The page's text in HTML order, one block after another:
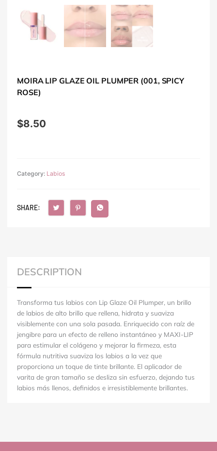
MOIRA LIP GLAZE OIL PLUMPER (001, SPICY
ROSE)
$8.50
Category: Labios
SHARE:
DESCRIPTION
Transforma tus labios con Lip Glaze Oil Plumper, un brillo
de labios de alto brillo que rellena, hidrata y suaviza
visiblemente con una sola pasada. Enriquecido con raíz de
jengibre para un efecto de relleno instantáneo y MAXI-LIP
para estimular el colágeno y mejorar la firmeza, esta
fórmula nutritiva suaviza los labios a la vez que
proporciona un toque de tinte brillante. El aplicador de
varita de gran tamaño se desliza sin esfuerzo, dejando tus
labios más llenos, definidos e irresistiblemente brillantes.